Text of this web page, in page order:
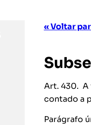
« Voltar
Art. 430. A
contado a
Parágrafo